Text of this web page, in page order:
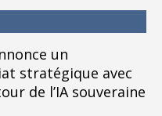
un
stratégique avec
de l’IA souveraine